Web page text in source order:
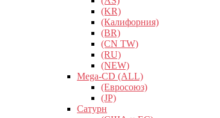
(KR)
(Калифорния)
(BR)
(CN TW)
(RU)
(NEW)
Mega-CD (ALL)
(Евросоюз)
(JP)
Сатурн